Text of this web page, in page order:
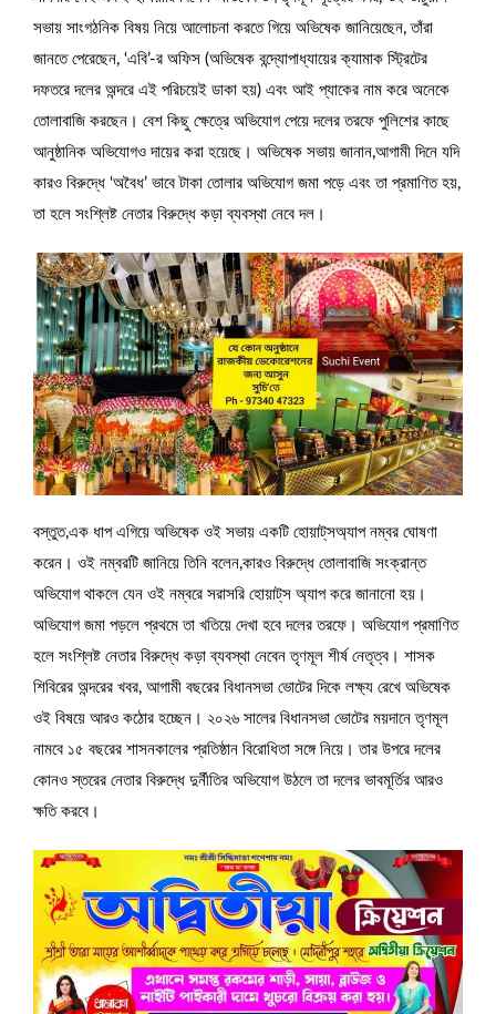
সভায় সাংগঠনিক বিষয় নিয়ে আলোচনা করতে গিয়ে অভিষেক জানিয়েছেন, তাঁরা
জানতে পেরেছেন, ‘এবি’-র অফিস (অভিষেক বন্দ্যোপাধ্যায়ের ক্যামাক স্ট্রিটের
দফতরে দলের অন্দরে এই পরিচয়েই ডাকা হয়) এবং আই প্যাকের নাম করে অনেকে
তোলাবাজি করছেন। বেশ কি‌ছু ক্ষেত্রে অভিযোগ পেয়ে দলের তরফে পুলিশের কাছে
আনুষ্ঠানিক অভিযোগও দায়ের করা হয়েছে। অভিষেক সভায় জানান,আগামী দিনে যদি
কারও বিরুদ্ধে ‘অবৈধ’ ভাবে টাকা তোলার অভিযোগ জমা পড়ে এবং তা প্রমাণিত হয়,
তা হলে সংশ্লিষ্ট নেতার বিরুদ্ধে কড়া ব্যবস্থা নেবে দল।
বস্তুত,এক ধাপ এগিয়ে অভিষেক ওই সভায় একটি হোয়াট্‌সঅ্যাপ নম্বর ঘোষণা
করেন। ওই নম্বরটি জানিয়ে তিনি বলেন,কারও বিরুদ্ধে তোলাবাজি সংক্রান্ত
অভিযোগ থাকলে যেন ওই নম্বরে সরাসরি হোয়াট্‌স অ্যাপ করে জানানো হয়।
অভিযোগ জমা পড়লে প্রথমে তা খতিয়ে দেখা হবে দলের তরফে। অভিযোগ প্রমাণিত
হলে সংশ্লিষ্ট নেতার বিরুদ্ধে কড়া ব্যবস্থা নেবেন তৃণমূল শীর্ষ নেতৃত্ব। শাসক
শিবিরের অন্দরের খবর, আগামী বছরের বিধানসভা ভোটের দিকে লক্ষ্য রেখে অভিষেক
ওই বিষয়ে আরও কঠোর হচ্ছেন। ২০২৬ সালের বিধানসভা ভোটের ময়দানে তৃণমূল
নামবে ১৫ বছরের শাসনকালের প্রতিষ্ঠান বিরোধিতা সঙ্গে নিয়ে। তার উপরে দলের
কোনও স্তরের নেতার বিরুদ্ধে দুর্নীতির অভিযোগ উঠলে তা দলের ভাবমূর্তির আরও
ক্ষতি করবে।